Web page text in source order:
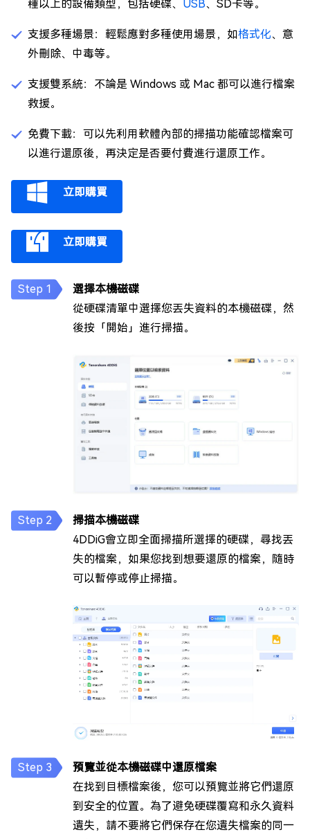
種以上的設備類型，包括硬碟、 USB、SD卡等。
支援多種場景：輕鬆應對多種使用場景，如格式化、意
外刪除、中毒等。
支援雙系統：不論是 Windows 或 Mac 都可以進行檔案
救援。
免費下載：可以先利用軟體內部的掃描功能確認檔案可
以進行還原後，再決定是否要付費進行還原工作。
立即購買
立即購買
選擇本機磁碟
從硬碟清單中選擇您丟失資料的本機磁碟，然
後按「開始」進行掃描。
掃描本機磁碟
4DDiG會立即全面掃描所選擇的硬碟，尋找丟
失的檔案，如果您找到想要還原的檔案，隨時
可以暫停或停止掃描。
預覽並從本機磁碟中還原檔案
在找到目標檔案後，您可以預覽並將它們還原
到安全的位置。為了避免硬碟覆寫和永久資料
遺失，請不要將它們保存在您遺失檔案的同一